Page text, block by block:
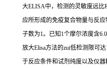
大ELISA中，检测的灵敏度远比
应所形成的免疫复合物量与反
子数为1。已知 1个摩尔浓度含
放大Elisa方法的zui低检测限可达
于反应条件和试剂纯度以及仪